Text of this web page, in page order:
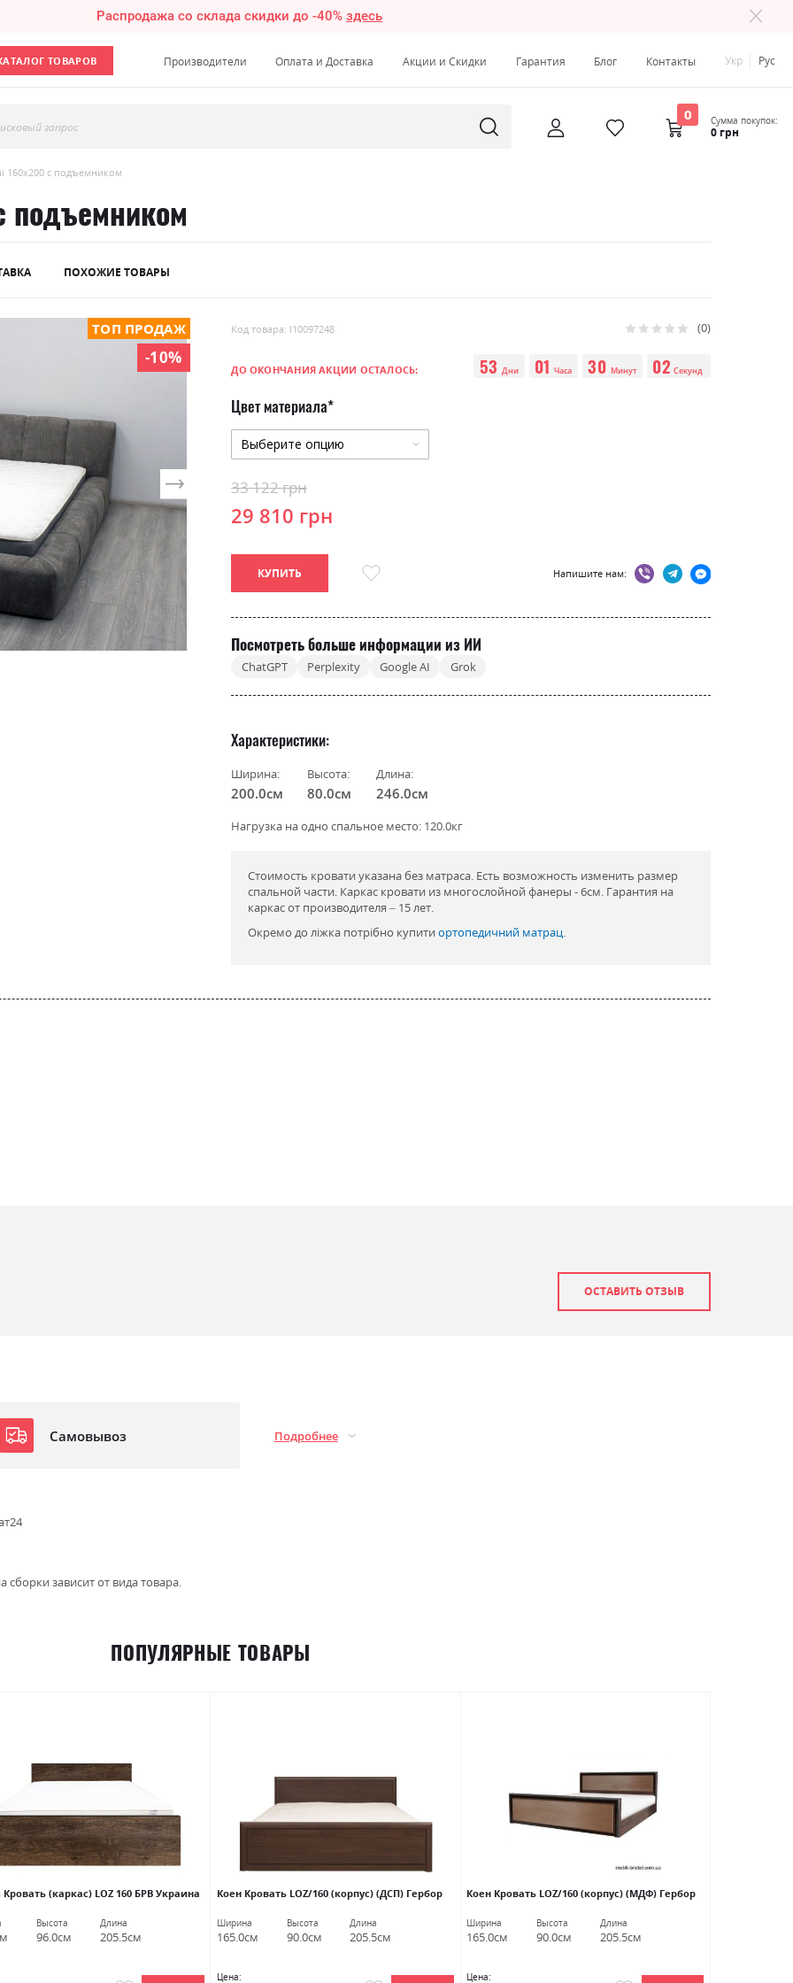
Распродажа со склада скидки до -40%здесь
ТОВАРОВ Производители Оплата и Доставка Акции и Скидки Гарантия Блог Контакты Укр Рус
запрос
0 Сумма покупок:
0 грн
160х200 с подъемником
подъемником
ПОХОЖИЕ ТОВАРЫ
ТОП ПРОДАЖ
-10%
Код товара: l10097248 Рейтинг: 0
ДО ОКОНЧАНИЯ АКЦИИ ОСТАЛОСЬ: 53 Дни 01 Часа 30 Минут 01 Секунд
Цвет материала
29 810 грн
33 122 грн
КУПИТЬ Напишите нам:
Посмотреть больше информации из ИИ
ChatGPT Perplexity Google AI Grok
Характеристики
Ширина:
200.0см
Высота:
80.0см
Длина:
246.0см
Нагрузка на одно спальное место: 120.0кг
Стоимость кровати указана без матраса. Есть возможность изменить размер
спальной части. Каркас кровати из многослойной фанеры - 6см. Гарантия на
каркас от производителя – 15 лет.
Окремо до ліжка потрібно купити ортопедичний матрац.
ОСТАВИТЬ ОТЗЫВ
Самовывоз Подробнее
зависит от вида товара.
ПОПУЛЯРНЫЕ ТОВАРЫ
(каркас) LOZ 160 БРВ Украина
Высота
96.0см
Длина
205.5см
Коен Кровать LOZ/160 (корпус) (ДСП) Гербор
Ширина
165.0см
Высота
90.0см
Длина
205.5см
Цена:
Коен Кровать LOZ/160 (корпус) (МДФ) Гербор
Ширина
165.0см
Высота
90.0см
Длина
205.5см
Цена: